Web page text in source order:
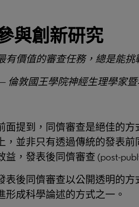
與創新研究
有價值的審查任務，總是能挑
倫敦國王學院神經生理學家
面提到，同儕審查是絕佳的
，並非只有透過傳統的發表前
益，發表後同儕審查 (post-
表後同儕審查以公開透明的
形成科學論述的方式之一。